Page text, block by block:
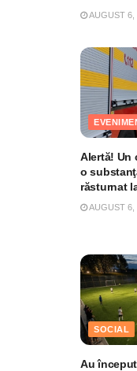
AUGUST 6,
Alertă! Un
o
răsturnat
AUGUST 6,
SOCIAL
Au